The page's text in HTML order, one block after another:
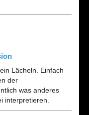
Lächeln. Einfach
der
was anderes
interpretieren.